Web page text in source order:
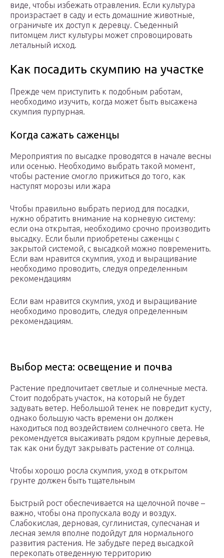
виде, чтобы избежать отравления. Если культура
произрастает в саду и есть домашние животные,
ограничьте их доступ к деревцу. Съеденный
питомцем лист культуры может спровоцировать
летальный исход.
Как посадить скумпию на участке
Прежде чем приступить к подобным работам,
необходимо изучить, когда может быть высажена
скумпия пурпурная.
Когда сажать саженцы
Мероприятия по высадке проводятся в начале весны
или осенью. Необходимо выбрать такой момент,
чтобы растение смогло прижиться до того, как
наступят морозы или жара
Чтобы правильно выбрать период для посадки,
нужно обратить внимание на корневую систему:
если она открытая, необходимо срочно производить
высадку. Если были приобретены саженцы с
закрытой системой, с высадкой можно повременить.
Если вам нравится скумпия, уход и выращивание
необходимо проводить, следуя определенным
рекомендациям
Если вам нравится скумпия, уход и выращивание
необходимо проводить, следуя определенным
рекомендациям.
Выбор места: освещение и почва
Растение предпочитает светлые и солнечные места.
Стоит подобрать участок, на который не будет
задувать ветер. Небольшой тенек не повредит кусту,
однако большую часть времени он должен
находиться под воздействием солнечного света. Не
рекомендуется высаживать рядом крупные деревья,
так как они будут закрывать растение от солнца.
Чтобы хорошо росла скумпия, уход в открытом
грунте должен быть тщательным
Быстрый рост обеспечивается на щелочной почве –
важно, чтобы она пропускала воду и воздух.
Слабокислая, дерновая, суглинистая, супесчаная и
лесная земля вполне подойдут для нормального
развития растения. Не забудьте перед высадкой
перекопать отведенную территорию